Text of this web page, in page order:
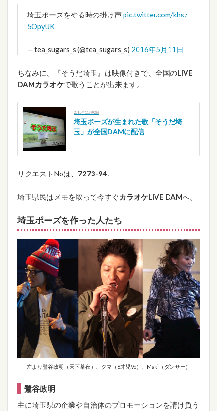
埼玉ポーズをやる時の掛け声pic.twitter.com/khsz
5OpyUK
— tea_sugars_s (@tea_sugars_s) 2016年5月11日
ちなみに、『そうだ埼玉』は映像付きで、全国のLIVE
DAMカラオケで歌うことが出来ます。
2015年11月02日
埼玉ポーズが生まれた歌「そうだ埼
玉」が全国DAMに配信
リクエストNoは、 7273-94。
埼玉県民はメモを取って今すぐカラオケLIVE DAMへ。
埼玉ポーズを作った人たち
左より鷺谷政明（天下茶夜）、クマ（6才児Vo）、Maki（ダンサー）
鷺谷政明
主に埼玉県の企業や自治体のプロモーションを請け負う